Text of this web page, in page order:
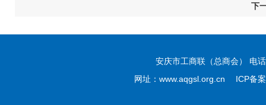
下
安庆市工商联（总商会） 电
网址：www.aqgsl.org.cn ICP备